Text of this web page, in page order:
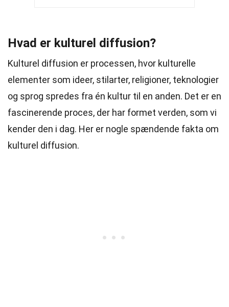
Hvad er kulturel diffusion?
Kulturel diffusion er processen, hvor kulturelle
elementer som ideer, stilarter, religioner, teknologier
og sprog spredes fra én kultur til en anden. Det er en
fascinerende proces, der har formet verden, som vi
kender den i dag. Her er nogle spændende fakta om
kulturel diffusion.